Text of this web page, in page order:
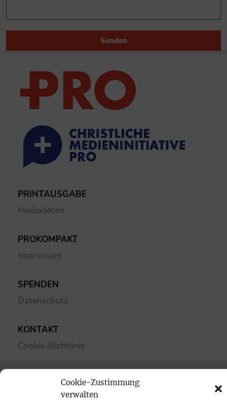
Cookie-Zustimmung
verwalten
Senden
PRINTAUSGABE
Mediadaten
PROKOMPAKT
Impressum
SPENDEN
Datenschutz
KONTAKT
Cookie-Richtlinie